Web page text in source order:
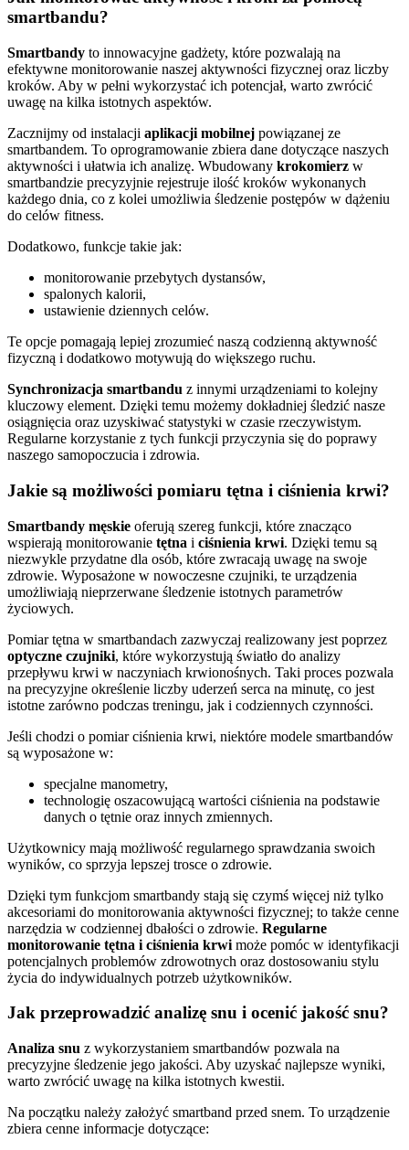
smartbandu?
Smartbandy to innowacyjne gadżety, które pozwalają na
efektywne monitorowanie naszej aktywności fizycznej oraz liczby
kroków. Aby w pełni wykorzystać ich potencjał, warto zwrócić
uwagę na kilka istotnych aspektów.
Zacznijmy od instalacji aplikacji mobilnej powiązanej ze
smartbandem. To oprogramowanie zbiera dane dotyczące naszych
aktywności i ułatwia ich analizę. Wbudowany krokomierz w
smartbandzie precyzyjnie rejestruje ilość kroków wykonanych
każdego dnia, co z kolei umożliwia śledzenie postępów w dążeniu
do celów fitness.
Dodatkowo, funkcje takie jak:
monitorowanie przebytych dystansów,
spalonych kalorii,
ustawienie dziennych celów.
Te opcje pomagają lepiej zrozumieć naszą codzienną aktywność
fizyczną i dodatkowo motywują do większego ruchu.
Synchronizacja smartbandu z innymi urządzeniami to kolejny
kluczowy element. Dzięki temu możemy dokładniej śledzić nasze
osiągnięcia oraz uzyskiwać statystyki w czasie rzeczywistym.
Regularne korzystanie z tych funkcji przyczynia się do poprawy
naszego samopoczucia i zdrowia.
Jakie są możliwości pomiaru tętna i ciśnienia krwi?
Smartbandy męskie oferują szereg funkcji, które znacząco
wspierają monitorowanie tętna i ciśnienia krwi. Dzięki temu są
niezwykle przydatne dla osób, które zwracają uwagę na swoje
zdrowie. Wyposażone w nowoczesne czujniki, te urządzenia
umożliwiają nieprzerwane śledzenie istotnych parametrów
życiowych.
Pomiar tętna w smartbandach zazwyczaj realizowany jest poprzez
optyczne czujniki, które wykorzystują światło do analizy
przepływu krwi w naczyniach krwionośnych. Taki proces pozwala
na precyzyjne określenie liczby uderzeń serca na minutę, co jest
istotne zarówno podczas treningu, jak i codziennych czynności.
Jeśli chodzi o pomiar ciśnienia krwi, niektóre modele smartbandów
są wyposażone w:
specjalne manometry,
technologię oszacowującą wartości ciśnienia na podstawie
danych o tętnie oraz innych zmiennych.
Użytkownicy mają możliwość regularnego sprawdzania swoich
wyników, co sprzyja lepszej trosce o zdrowie.
Dzięki tym funkcjom smartbandy stają się czymś więcej niż tylko
akcesoriami do monitorowania aktywności fizycznej; to także cenne
narzędzia w codziennej dbałości o zdrowie. Regularne
monitorowanie tętna i ciśnienia krwi może pomóc w identyfikacji
potencjalnych problemów zdrowotnych oraz dostosowaniu stylu
życia do indywidualnych potrzeb użytkowników.
Jak przeprowadzić analizę snu i ocenić jakość snu?
Analiza snu z wykorzystaniem smartbandów pozwala na
precyzyjne śledzenie jego jakości. Aby uzyskać najlepsze wyniki,
warto zwrócić uwagę na kilka istotnych kwestii.
Na początku należy założyć smartband przed snem. To urządzenie
zbiera cenne informacje dotyczące: